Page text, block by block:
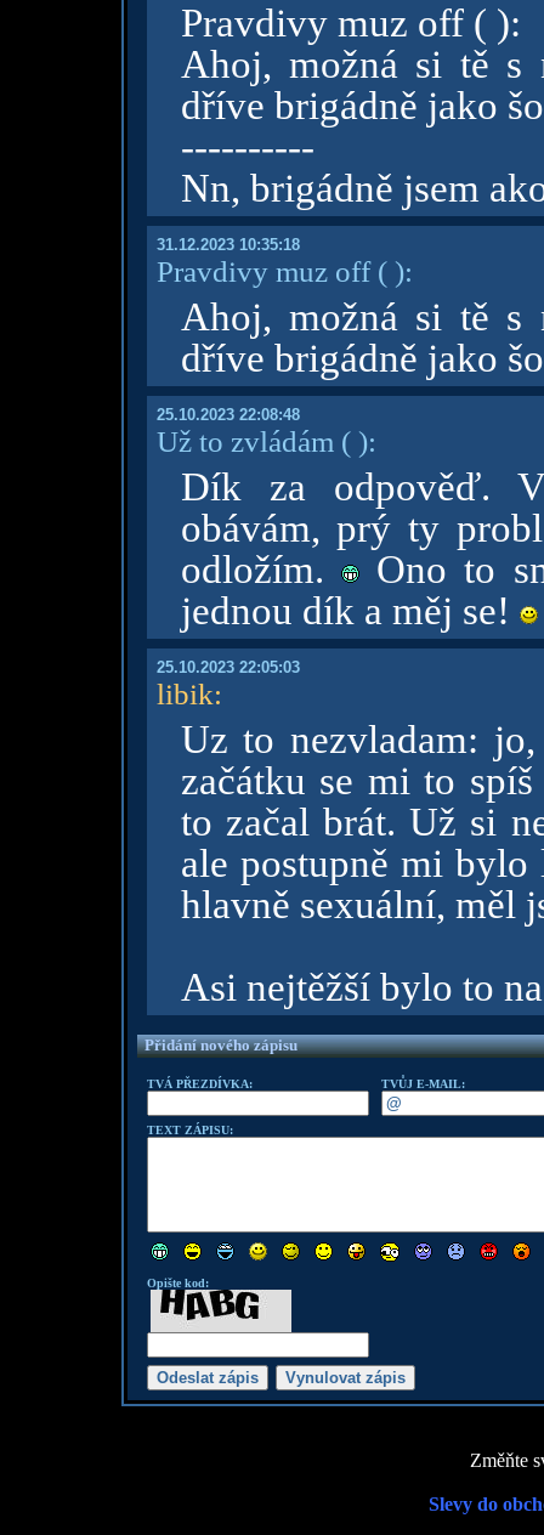
Pravdivy muz off ( ):
Ahoj, možná si tě s
dříve brigádně jako
----------
Nn, brigádně jsem
31.12.2023 10:35:18
Pravdivy muz off( ):
Ahoj, možná si tě s
dříve brigádně jako
25.10.2023 22:08:48
Už to zvládám ( ):
Dík za odpověď.
obávám, prý ty
odložím.
Ono to
jednou dík a měj se!
25.10.2023 22:05:03
libik:
Uz to nezvladam:
začátku se mi to
to začal brát. Už si
ale postupně mi
hlavně sexuální, měl
Asi nejtěžší bylo to
Přidání nového zápisu
TVÁ PŘEZDÍVKA: TVŮJ E-MAIL:
TEXT ZÁPISU:
Opište kod:
Změňte
Slevy do